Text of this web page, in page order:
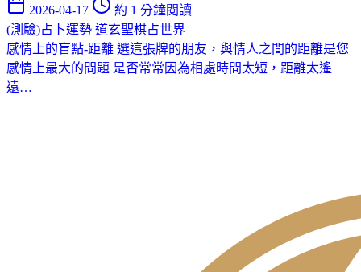
2026-04-17
約 1 分鐘閱讀
(測驗)占卜運勢 道玄聖棋占世界
感情上的盲點-距離 選這張牌的朋友，與情人之間的距離是您
感情上最大的問題 是否常常因為相處時間太短，距離太遙
遠…